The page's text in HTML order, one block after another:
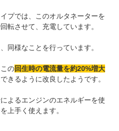
プでは、このオルタネーターを
転させて、充電しています。
同様なことを行っています。
の回生時の電流量を約20%増大
きるように改良したようです。
よるエンジンのエネルギーを使
上手く使えます。